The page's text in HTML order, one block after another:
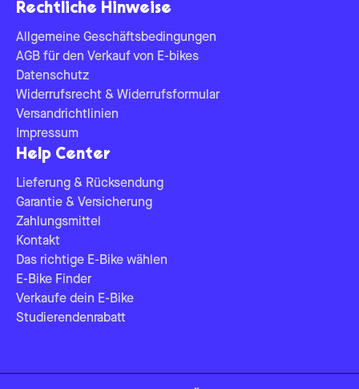
Rechtliche Hinweise
Allgemeine Geschäftsbedingungen
AGB für den Verkauf von E-bikes
Datenschutz
Widerrufsrecht & Widerrufsformular
Versandrichtlinien
Impressum
Help Center
Lieferung & Rücksendung
Garantie & Versicherung
Zahlungsmittel
Kontakt
Das richtige E-Bike wählen
E-Bike Finder
Verkaufe dein E-Bike
Studierendenrabatt